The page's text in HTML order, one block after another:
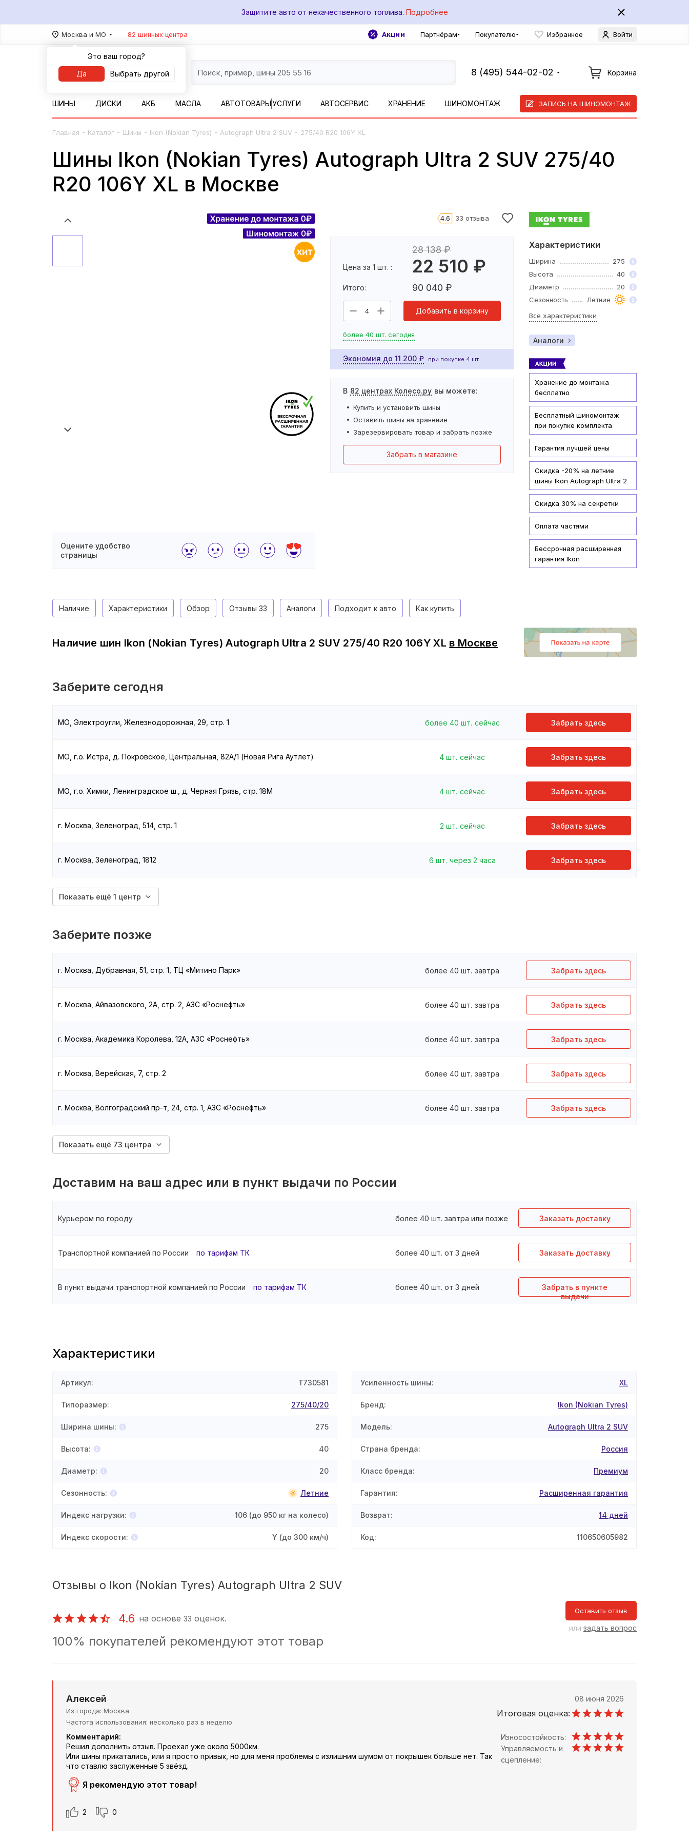
Защитите авто от некачественного топлива. Подробнее
Москва и МО
Это ваш город?
Да
Выбрать другой
82 шинных центра Акции Партнёрам Покупателю Избранное Войти
8 (495) 544-02-02 Корзина
ШИНЫ ДИСКИ АКБ МАСЛА АВТОТОВАРЫУСЛУГИ АВТОСЕРВИС ХРАНЕНИЕ ШИНОМОНТАЖ ЗАПИСЬ НА ШИНОМОНТАЖ
Главная - Каталог - Шины - Ikon (Nokian Tyres) - Autograph Ultra 2 SUV - 275/40 R20 106Y XL
Шины Ikon (Nokian Tyres) Autograph Ultra 2 SUV 275/40
R20 106Y XL в Москве
Оцените удобство
страницы
4.6 33 отзыва
Цена за 1 шт. :
28 138₽
22 510 ₽
Итого: 90 040 ₽
4 Добавить в корзину
более 40 шт. сегодня
Экономия до 11 200 ₽ при покупке 4 шт.
В 82 центрах Колесо.ру вы можете:
Купить и установить шины
Оставить шины на хранение
Зарезервировать товар и забрать позже
Забрать в магазине
Характеристики
Ширина
275
Высота
40
Диаметр
20
Сезонность
Летние
Все характеристики
Аналоги
Хранение до монтажа
бесплатно
Бесплатный шиномонтаж
при покупке комплекта
Гарантия лучшей цены
Скидка -20% на летние
шины Ikon Autograph Ultra 2
Скидка 30% на секретки
Оплата частями
Бессрочная расширенная
гарантия Ikon
Наличие Характеристики Обзор Отзывы 33 Аналоги Подходит к авто Как купить
Наличие шин Ikon (Nokian Tyres) Autograph Ultra 2 SUV 275/40 R20 106Y XL в Москве
Заберите сегодня
МО, Электроугли, Железнодорожная, 29, стр. 1 более 40 шт. сейчас Забрать здесь
МО, г.о. Истра, д. Покровское, Центральная, 82А/1 (Новая Рига Аутлет) 4 шт. сейчас Забрать здесь
МО, г.о. Химки, Ленинградское ш., д. Черная Грязь, стр. 18М 4 шт. сейчас Забрать здесь
г. Москва, Зеленоград, 514, стр. 1 2 шт. сейчас Забрать здесь
г. Москва, Зеленоград, 1812 6 шт. через 2 часа Забрать здесь
Показать ещё 1 центр
Заберите позже
г. Москва, Дубравная, 51, стр. 1, ТЦ «Митино Парк» более 40 шт. завтра Забрать здесь
г. Москва, Айвазовского, 2А, стр. 2, АЗС «Роснефть» более 40 шт. завтра Забрать здесь
г. Москва, Академика Королева, 12А, АЗС «Роснефть» более 40 шт. завтра Забрать здесь
г. Москва, Верейская, 7, стр. 2 более 40 шт. завтра Забрать здесь
г. Москва, Волгоградский пр-т, 24, стр. 1, АЗС «Роснефть» более 40 шт. завтра Забрать здесь
Показать ещё 73 центра
Доставим на ваш адрес или в пункт выдачи по России
Курьером по городу более 40 шт. завтра или позже Заказать доставку
Транспортной компанией по России по тарифам ТК более 40 шт. от 3 дней Заказать доставку
В пункт выдачи транспортной компанией по России по тарифам ТК более 40 шт. от 3 дней
Забрать в пункте
выдачи
Характеристики
Артикул: T730581
Типоразмер: 275/40/20
Ширина шины: 275
Высота: 40
Диаметр: 20
Сезонность: Летние
Индекс нагрузки: 106 (до 950 кг на колесо)
Индекс скорости: Y (до 300 км/ч)
Усиленность шины: XL
Бренд: Ikon (Nokian Tyres)
Модель: Autograph Ultra 2 SUV
Страна бренда: Россия
Класс бренда: Премиум
Гарантия: Расширенная гарантия
Возврат: 14 дней
Код: 110650605982
Отзывы о Ikon (Nokian Tyres) Autograph Ultra 2 SUV
4.6 на основе33 оценок.
Оставить отзыв
или задать вопрос
100% покупателей рекомендуют этот товар
Алексей
Из города Москва
Частота использования несколько раз в неделю
08 июня 2026
Итоговая оценка:
Комментарий:
Решил дополнить отзыв. Проехал уже около 5000км.
Или шины прикатались, или я просто привык, но для меня проблемы с излишним шумом от покрышек больше нет. Так
что ставлю заслуженные 5 звёзд.
Я рекомендую этот товар!
Износостойкость:
Управляемость и
сцепление:
2 0